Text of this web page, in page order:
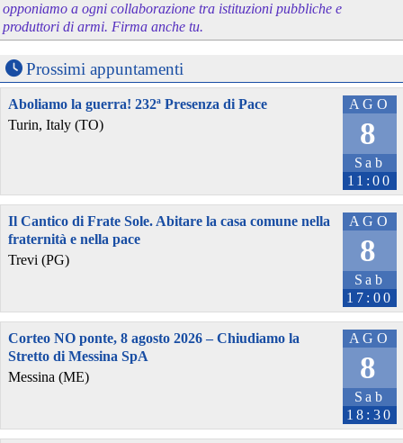
opponiamo a ogni collaborazione tra istituzioni pubbliche e
produttori di armi. Firma anche tu.
Prossimi appuntamenti
AGO
8
Sab
11:00
Aboliamo la guerra! 232ª Presenza di Pace
Turin, Italy (TO)
AGO
8
Sab
17:00
Il Cantico di Frate Sole. Abitare la casa comune nella
fraternità e nella pace
Trevi (PG)
AGO
8
Sab
18:30
Corteo NO ponte, 8 agosto 2026 – Chiudiamo la
Stretto di Messina SpA
Messina (ME)